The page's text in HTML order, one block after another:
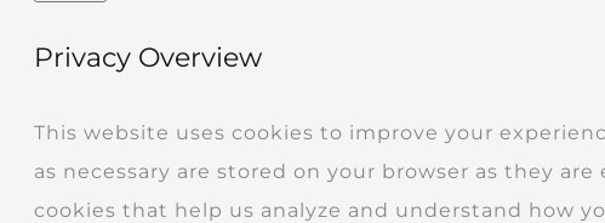
Privacy Overview
This website uses cookies to improve your
as necessary are stored on your browser as they
cookies that help us analyze and understand how